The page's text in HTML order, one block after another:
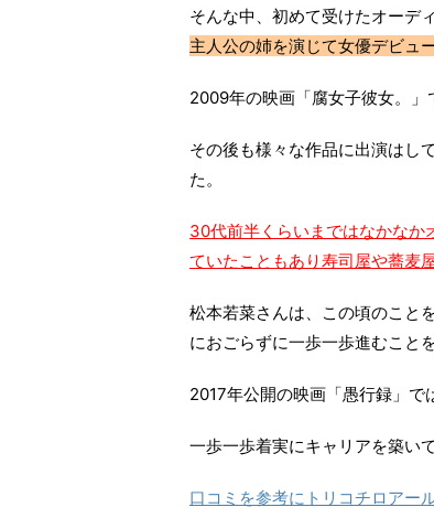
そんな中、初めて受けたオーデ
主人公の姉を演じて女優デビュ
2009年の映画「腐女子彼女。」
その後も様々な作品に出演はし
た。
30代前半くらいまではなかなか
ていたこともあり寿司屋や蕎麦
松本若菜さんは、この頃のこと
におごらずに一歩一歩進むこと
2017年公開の映画「愚行録」で
一歩一歩着実にキャリアを築い
口コミを参考にトリコチロアー